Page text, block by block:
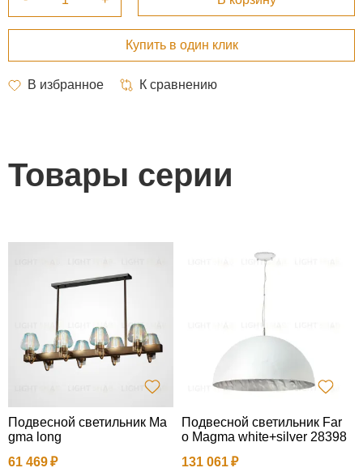
Товары серии
Подвесной светильник Ma
gma long
61 469
Подвесной светильник Far
o Magma white+silver 28398
131 061